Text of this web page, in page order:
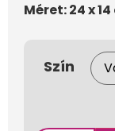
Méret: 24 x
Szín